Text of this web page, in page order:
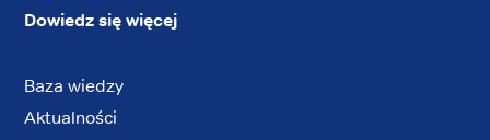
Dowiedz się więcej
Baza wiedzy
Aktualności